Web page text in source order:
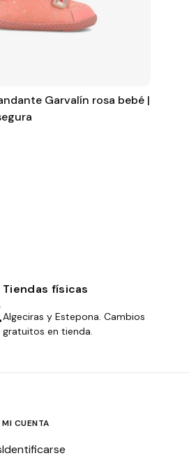
Garvalín rosa bebé |
Tiendas físicas
Algeciras y Estepona. Cambios
gratuitos en tienda.
MI CUENTA
Identificarse